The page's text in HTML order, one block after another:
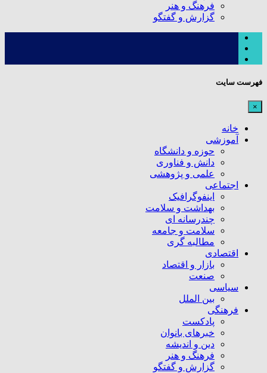
فرهنگ و هنر
گزارش و گفتگو
فهرست سایت
×
خانه
آموزشی
حوزه و دانشگاه
دانش و فناوری
علمی و پژوهشی
اجتماعی
اینفوگرافیک
بهداشت و سلامت
چندرسانه ای
سلامت و جامعه
مطالبه گری
اقتصادی
بازار و اقتصاد
صنعت
سیاسی
بین الملل
فرهنگی
پادکست
خبرهای بانوان
دین و اندیشه
فرهنگ و هنر
گزارش و گفتگو